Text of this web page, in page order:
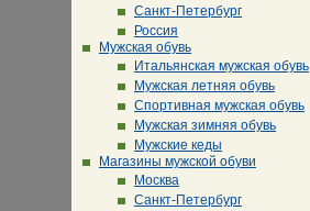
Санкт-Петербург
Россия
Мужская обувь
Итальянская мужская обувь
Мужская летняя обувь
Спортивная мужская обувь
Мужская зимняя обувь
Мужские кеды
Магазины мужской обуви
Москва
Санкт-Петербург